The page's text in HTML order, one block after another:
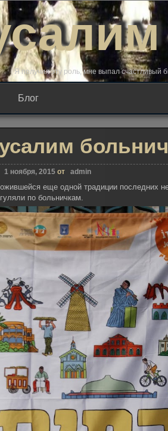
Я получил эту роль, мне выпал счастливый
Блог
1 ноября, 2015 от admin
еще одной традиции последних
по больничкам.